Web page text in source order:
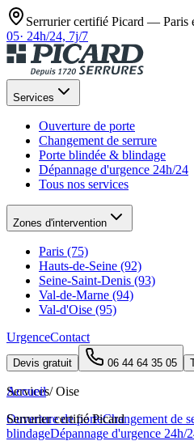
Serrurier certifié Picard — Paris
05· 24h/24, 7j/7
Services
Ouverture de porte
Changement de serrure
Porte blindée & blindage
Dépannage d'urgence 24h/24
Tous nos services
Zones d'intervention
Paris (75)
Hauts-de-Seine (92)
Seine-Saint-Denis (93)
Val-de-Marne (94)
Val-d'Oise (95)
UrgenceContact
Devis gratuit 06 44 64 35 05
Services
Ouverture de porteChangement de
blindageDépannage d'urgence 24h/
Accueil / Oise
Serrurier certifié Picard